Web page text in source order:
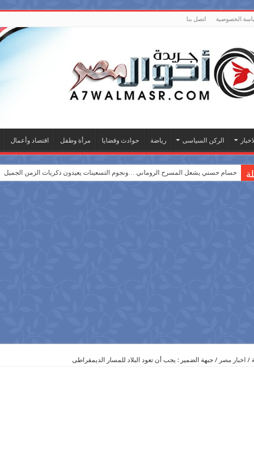
الخصوصية اتصل بنا
الاخبار الركن السياسى رياضة حوادث وقضايا مرأة وطفل اقتصاد وأعمال
حسام حسني يشعل المسرح الروماني …ونجوم التسعينات يعيدون ذكريات الزمن الجميل
/ اخبار مصر / جبهة الضمير : يجب أن تعود البلاد للمسار الديمقراطى